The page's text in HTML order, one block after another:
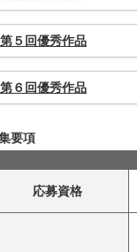
第５回優秀作品
第６回優秀作品
要項
応募資格